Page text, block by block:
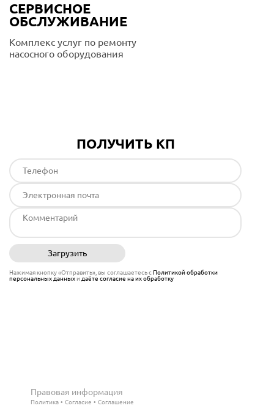
СЕРВИСНОЕ
ОБСЛУЖИВАНИЕ
Комплекс услуг по ремонту
насосного оборудования
ПОЛУЧИТЬ КП
Загрузить
Нажимая кнопку «Отправить», вы соглашаетесь сПолитикой обработки
персональных данныхи даёте согласие на их обработку
Правовая информация
Политика Согласие Соглашение